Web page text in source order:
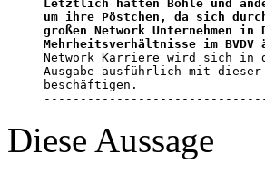
Letztlich hätten Bohle und
um ihre Pöstchen, da sich
großen Network Unternehmen in
Mehrheitsverhältnisse im BVDV
Network Karriere wird sich in
Ausgabe ausführlich mit dieser
beschäftigen.
Diese Aussage